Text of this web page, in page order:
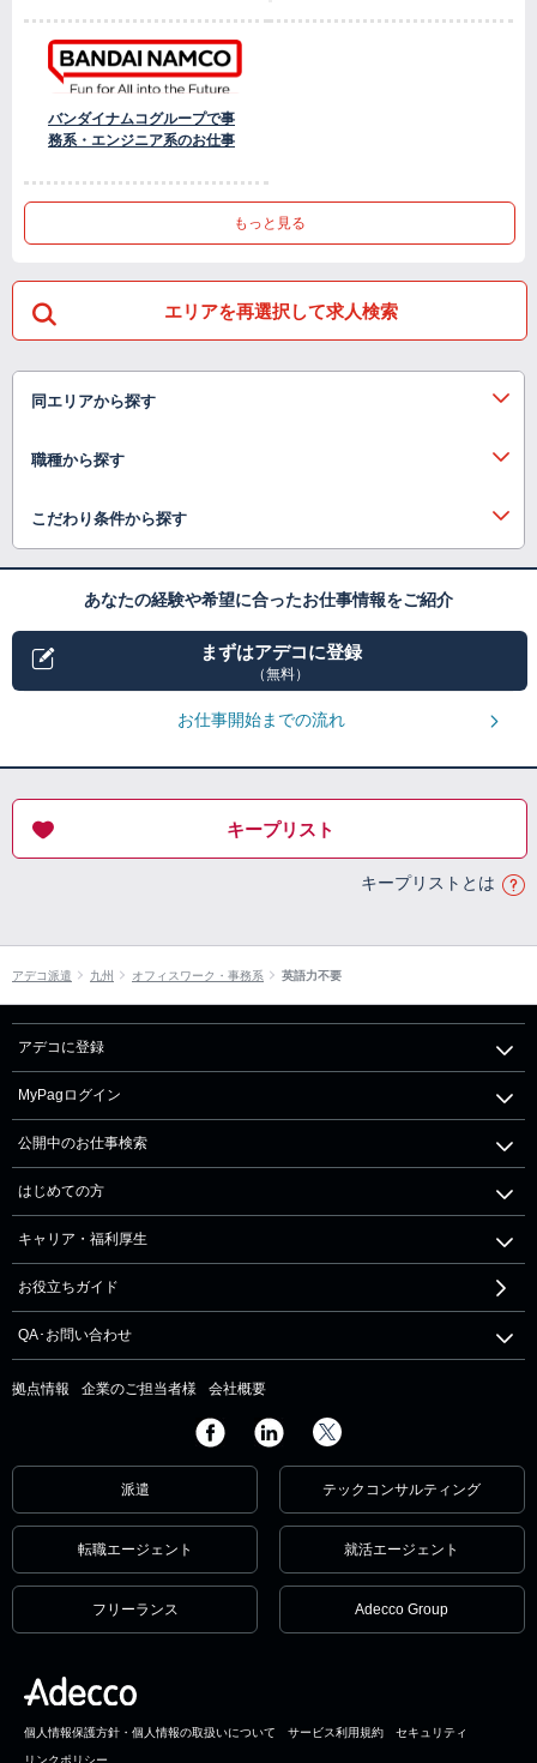
バンダイナムコグループで事
務系・エンジニア系のお仕事
もっと見る
エリアを再選択して求人検索
同エリアから探す
職種から探す
こだわり条件から探す
あなたの経験や希望に合ったお仕事情報をご紹介
まずはアデコに登録
（無料）
お仕事開始までの流れ
キープリスト
キープリストとは
アデコ派遣 九州 オフィスワーク・事務系 英語力不要
アデコに登録
MyPagログイン
公開中のお仕事検索
はじめての方
キャリア・福利厚生
お役立ちガイド
QA･お問い合わせ
拠点情報 企業のご担当者様 会社概要
派遣 テックコンサルティング
転職エージェント 就活エージェント
フリーランス Adecco Group
個人情報保護方針・個人情報の取扱いについて サービス利用規約 セキュリティ
リンクポリシー